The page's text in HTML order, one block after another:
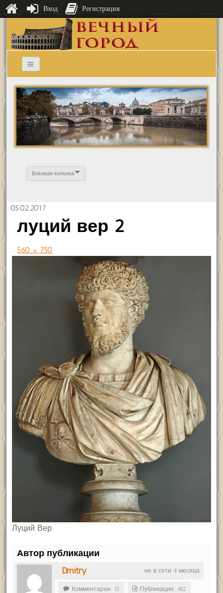
Боковая колонка
05.02.2017
луций вер 2
560 × 750
Луций Вер
Автор публикации
не в сети 4 месяца
Dmitry
Комментарии: 15 Публикации: 432
Вход Регистрация